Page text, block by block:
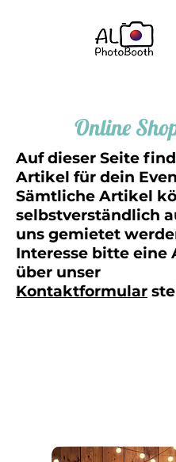
Online
Auf dieser Seite
Artikel für dein
Sämtliche Artikel
selbstverständlich
uns gemietet
Interesse bitte eine
über unser
Kontaktformular